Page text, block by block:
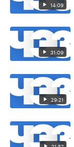
14:09
31:09
29:21